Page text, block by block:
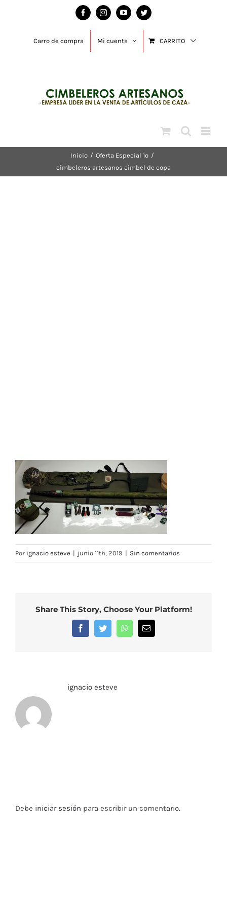
FacebookInstagramYouTubeTwitter
Carro de compra Mi cuenta CARRITO
Inicio / Oferta Especial 1º /
cimbeleros artesanos cimbel de copa
Por ignacio esteve | junio 11th, 2019 | Sin comentarios
Share This Story, Choose Your Platform!
FacebookTwitter WhatsAppCorreo
electrónico
ignacio esteve
Debe iniciar sesión para escribir un comentario.